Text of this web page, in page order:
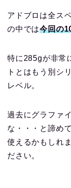
アドブロは全ス
の中では今回の
特に285gが非常
トとはもう別シ
レベル。
過去にグラファ
な・・・と諦め
使えるかもしれ
ださい。